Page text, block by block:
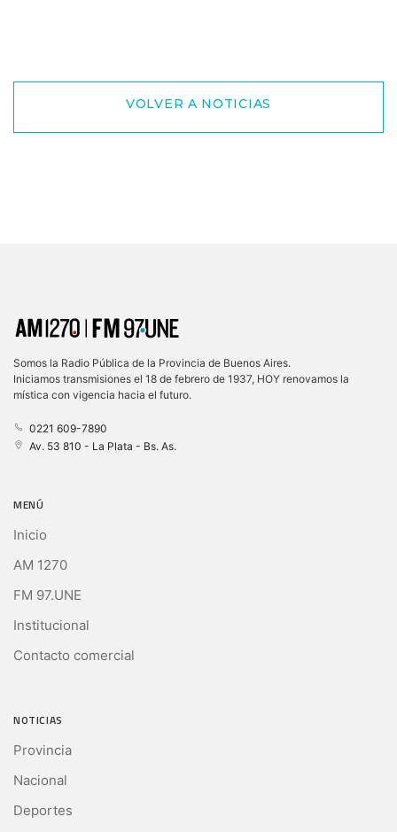
VOLVER A NOTICIAS
Somos la Radio Pública de la Provincia de Buenos Aires.
Iniciamos transmisiones el 18 de febrero de 1937, HOY renovamos la
mística con vigencia hacia el futuro.
0221 609-7890
Av. 53 810 - La Plata - Bs. As.
MENÚ
Inicio
AM 1270
FM 97.UNE
Institucional
Contacto comercial
NOTICIAS
Provincia
Nacional
Deportes